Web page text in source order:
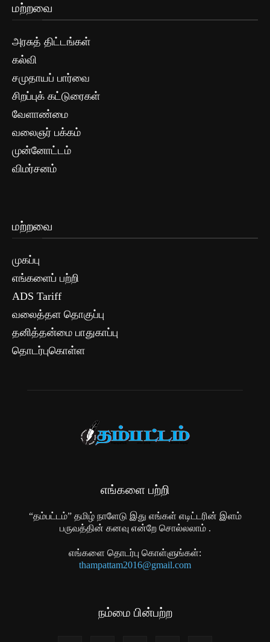
மற்றவை
அரசுத் திட்டங்கள்
கல்வி
சமுதாயப் பார்வை
சிறப்புக் கட்டுரைகள்
வேளாண்மை
வலைஞர் பக்கம்
முன்னோட்டம்
விமர்சனம்
மற்றவை
முகப்பு
எங்களைப் பற்றி
ADS Tariff
வலைத்தள தொகுப்பு
தனித்தன்மை பாதுகாப்பு
தொடர்புகொள்ள
எங்களை பற்றி
“தம்பட்டம்” தமிழ் நாளேடு இது எங்கள் எடிட்டரின் இளம்
பருவத்தின் கனவு என்றே சொல்லலாம் .
எங்களை தொடர்பு கொள்ளுங்கள்:
thampattam2016@gmail.com
நம்மை பின்பற்ற